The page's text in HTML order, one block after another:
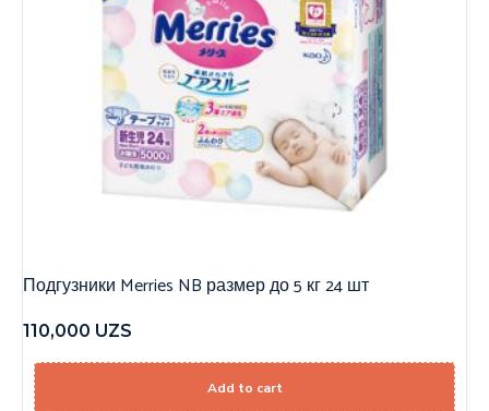
Подгузники Merries NB размер до 5 кг 24 шт
110,000 UZS
Add to cart